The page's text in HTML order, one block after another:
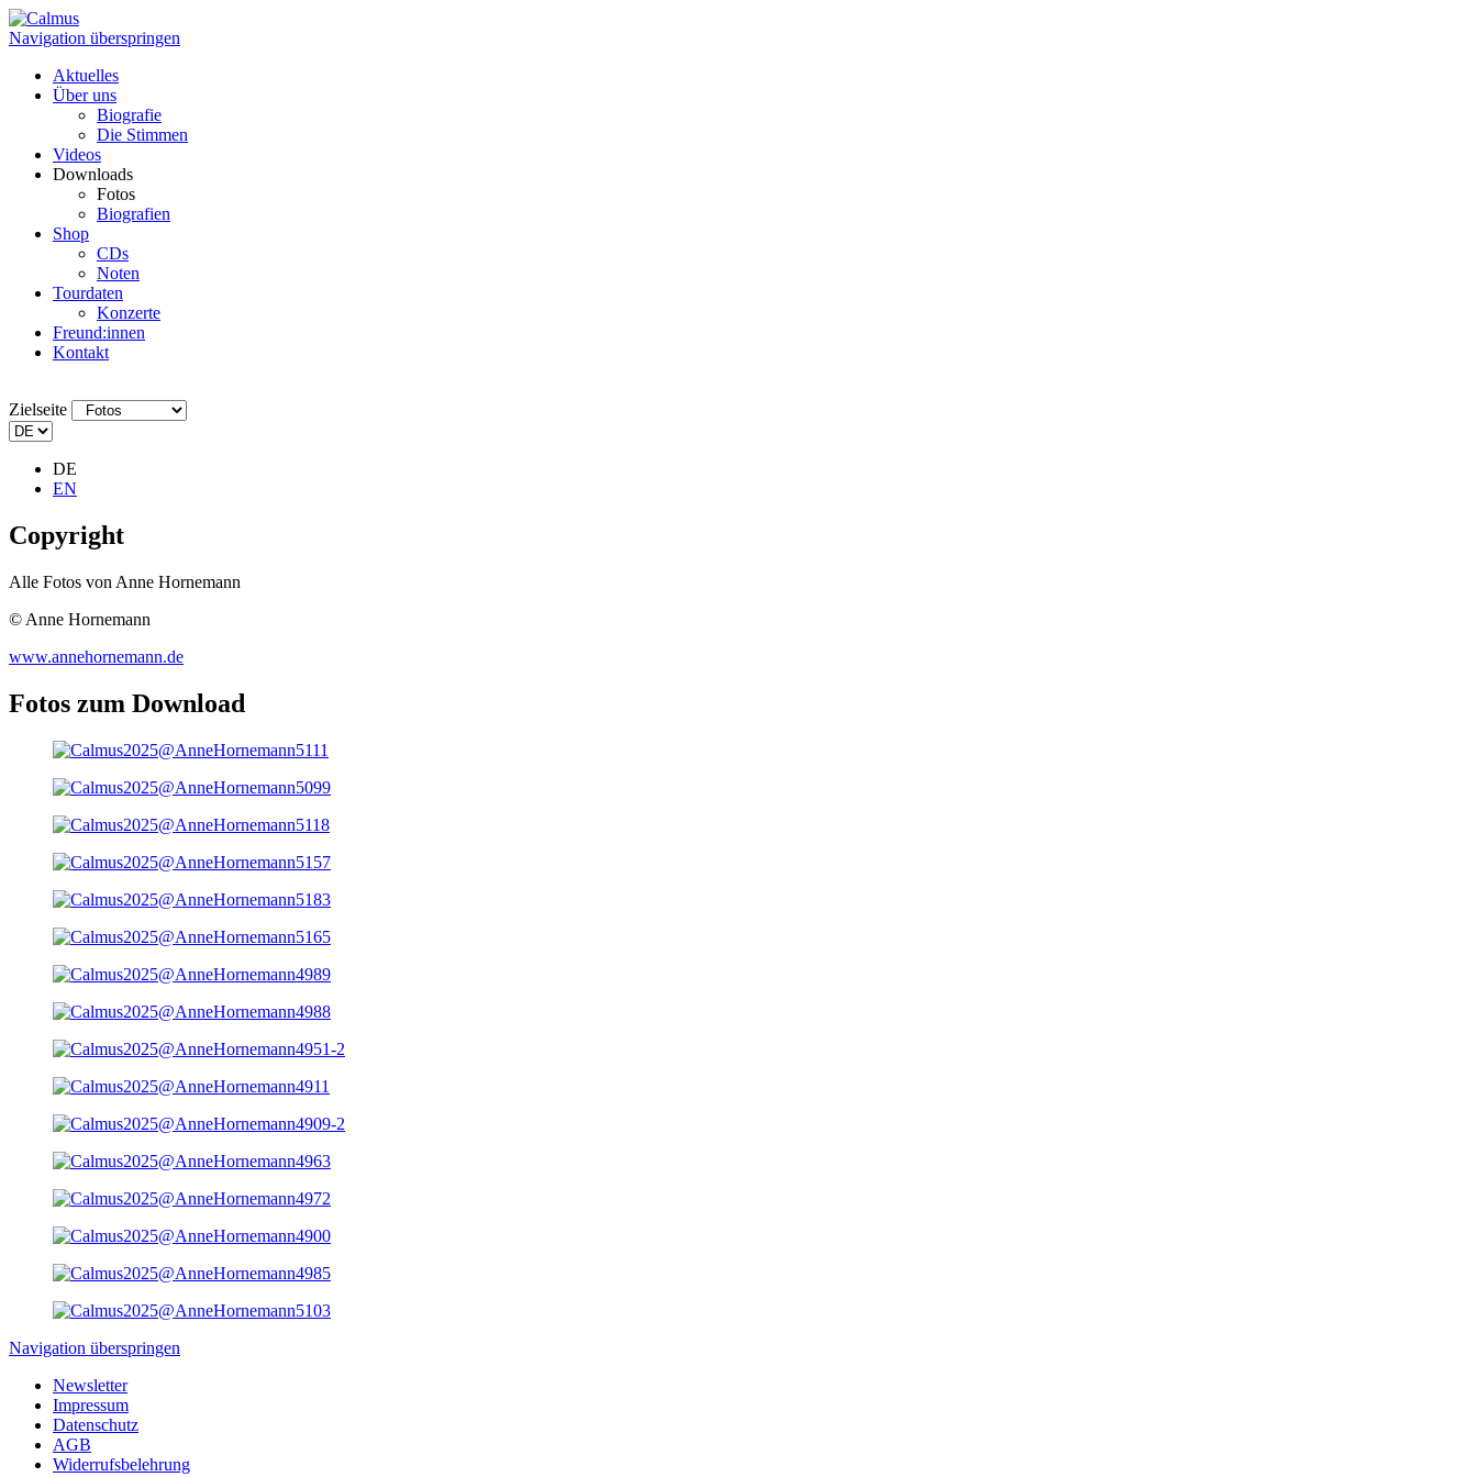
Navigation überspringen
Aktuelles
Über uns
Biografie
Die Stimmen
Videos
Downloads
Fotos
Biografien
Shop
CDs
Noten
Tourdaten
Konzerte
Freund:innen
Kontakt
Zielseite
DE
EN
Copyright
Alle Fotos von Anne Hornemann
© Anne Hornemann
www.annehornemann.de
Fotos zum Download
Navigation überspringen
Newsletter
Impressum
Datenschutz
AGB
Widerrufsbelehrung